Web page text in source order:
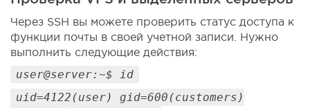
Через SSH вы можете проверить статус доступа к
функции почты в своей учетной записи. Нужно
выполнить следующие действия:
user@server:~$ id
uid=4122(user) gid=600(customers)